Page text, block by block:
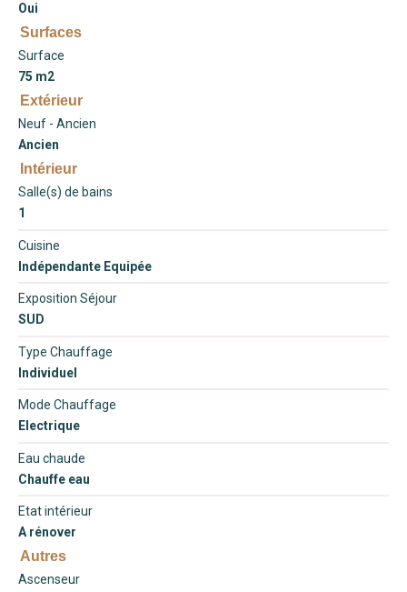
Oui
Surfaces
Surface
75 m2
Extérieur
Neuf - Ancien
Ancien
Intérieur
Salle(s) de bains
1
Cuisine
Indépendante Equipée
Exposition Séjour
SUD
Type Chauffage
Individuel
Mode Chauffage
Electrique
Eau chaude
Chauffe eau
Etat intérieur
A rénover
Autres
Ascenseur